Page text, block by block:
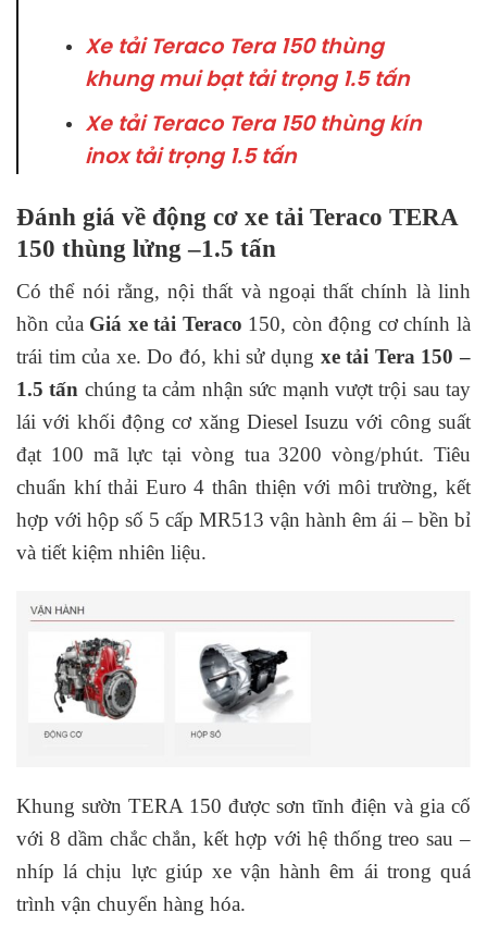
Xe tải Teraco Tera 150 thùng
khung mui bạt tải trọng 1.5 tấn
Xe tải Teraco Tera 150 thùng kín
inox tải trọng 1.5 tấn
Đánh giá về động cơ xe tải Teraco TERA
150 thùng lửng –1.5 tấn
Có thể nói rằng, nội thất và ngoại thất chính là linh
hồn của Giá xe tải Teraco 150, còn động cơ chính là
trái tim của xe. Do đó, khi sử dụng xe tải Tera 150 –
1.5 tấn chúng ta cảm nhận sức mạnh vượt trội sau tay
lái với khối động cơ xăng Diesel Isuzu với công suất
đạt 100 mã lực tại vòng tua 3200 vòng/phút. Tiêu
chuẩn khí thải Euro 4 thân thiện với môi trường, kết
hợp với hộp số 5 cấp MR513 vận hành êm ái – bền bỉ
và tiết kiệm nhiên liệu.
Khung sườn TERA 150 được sơn tĩnh điện và gia cố
với 8 dầm chắc chắn, kết hợp với hệ thống treo sau –
nhíp lá chịu lực giúp xe vận hành êm ái trong quá
trình vận chuyển hàng hóa.